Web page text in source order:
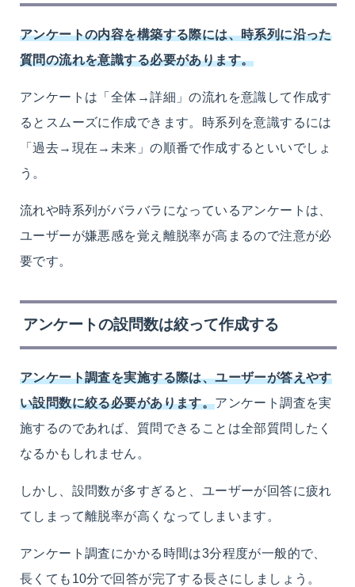
アンケートの内容を構築する際には、時系列に沿った
質問の流れを意識する必要があります。
アンケートは「全体→詳細」の流れを意識して作成す
るとスムーズに作成できます。時系列を意識するには
「過去→現在→未来」の順番で作成するといいでしょ
う。
流れや時系列がバラバラになっているアンケートは、
ユーザーが嫌悪感を覚え離脱率が高まるので注意が必
要です。
アンケートの設問数は絞って作成する
アンケート調査を実施する際は、ユーザーが答えやす
い設問数に絞る必要があります。アンケート調査を実
施するのであれば、質問できることは全部質問したく
なるかもしれません。
しかし、設問数が多すぎると、ユーザーが回答に疲れ
てしまって離脱率が高くなってしまいます。
アンケート調査にかかる時間は3分程度が一般的で、
長くても10分で回答が完了する長さにしましょう。